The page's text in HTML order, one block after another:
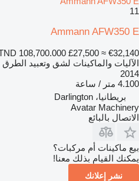
11
Ammann AFW350 E
108,700.000 £27,500 ≈ €32,140
الآليات والماكينات لشق وتعبيد
2014
4.100 متر / ساعة
بريطانيا، Darlington
Avatar Machinery
الاتصال بالبائع
بيع ماكينات أم مركبات؟
يمكنك القيام بذلك معنا!
نشر إعلانك